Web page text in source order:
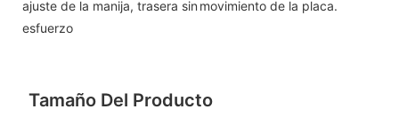
ajuste de la manija, trasera sin
esfuerzo
movimiento de la placa.
Tamaño Del Producto